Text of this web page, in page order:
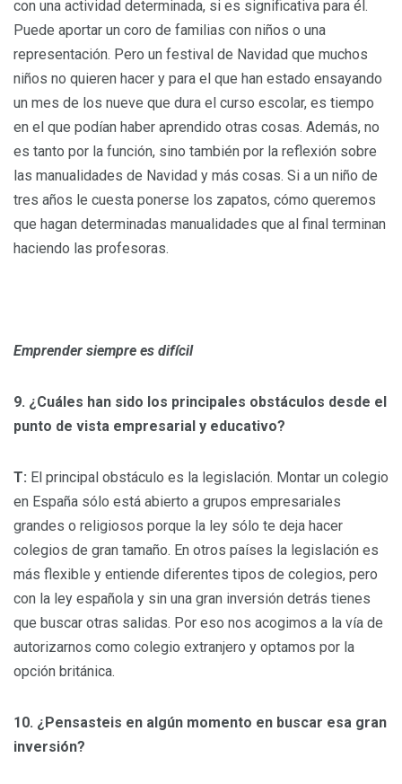
con una actividad determinada, si es significativa para él.
Puede aportar un coro de familias con niños o una
representación. Pero un festival de Navidad que muchos
niños no quieren hacer y para el que han estado ensayando
un mes de los nueve que dura el curso escolar, es tiempo
en el que podían haber aprendido otras cosas. Además, no
es tanto por la función, sino también por la reflexión sobre
las manualidades de Navidad y más cosas. Si a un niño de
tres años le cuesta ponerse los zapatos, cómo queremos
que hagan determinadas manualidades que al final terminan
haciendo las profesoras.
Emprender siempre es difícil
9. ¿Cuáles han sido los principales obstáculos desde el
punto de vista empresarial y educativo?
T: El principal obstáculo es la legislación. Montar un colegio
en España sólo está abierto a grupos empresariales
grandes o religiosos porque la ley sólo te deja hacer
colegios de gran tamaño. En otros países la legislación es
más flexible y entiende diferentes tipos de colegios, pero
con la ley española y sin una gran inversión detrás tienes
que buscar otras salidas. Por eso nos acogimos a la vía de
autorizarnos como colegio extranjero y optamos por la
opción británica.
10. ¿Pensasteis en algún momento en buscar esa gran
inversión?